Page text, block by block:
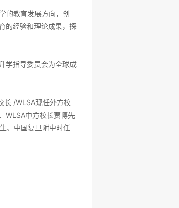
的教育发展方向，创
的经验和理论成果，探
学指导委员会为全球成
长 /WLSA现任外方校
WLSA中方校长贾博先
、中国复旦附中时任